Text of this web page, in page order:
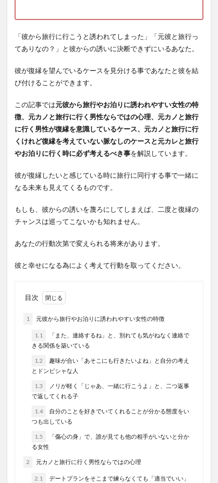
「彼から旅行に行こうと誘われてしまった」「元彼と旅行っ
てありなの？」と彼からの誘いに決断できずにいるあなた。
彼が復縁を望んでいるケースを見分ける事であなたと彼を結
び付けることができます。
この記事では元彼から旅行やお泊りに誘われやすい女性の特
徴、元カノと旅行に行く男性ならではの心理、元カノと旅行
に行く男性が復縁を意識しているケース、元カノと旅行に行
くけれど復縁を考えていない脈なしのケースと元カレと旅行
やお泊りに行く時に必ず考えるべき事を解説しています。
彼が復縁したいと感じている時に旅行に同行する事で一緒に
なる未来も見えてくるものです。
もしも、彼からの誘いを蔑ろにしてしまえば、二度と復縁の
チャンスは巡ってこないかも知れません。
あなたの行動次第で変えられる将来があります。
彼と幸せになる為によく考えて行動を取ってください。
目次
1 元彼から旅行やお泊りに誘われやすい女性の特徴
1.1
「また、連絡するね」と、別れても気がねなく連絡で
きる関係を築いている
1.2
趣味が合い「あそこにも行きたいよね」と自分の考え
とドンピシャな人
1.3
ノリが軽く「じゃあ、一緒に行こうよ」と、二つ返事
で返してくれる子
1.4
自分のことを好きでいてくれることが分かる態度をい
つも出している
1.5
「傷心の身」で、誰が見ても他の相手がいないと分か
る女性
2 元カノと旅行に行く男性ならではの心理
2.1
デートプランをそこまで練らなくても「適当でいい」